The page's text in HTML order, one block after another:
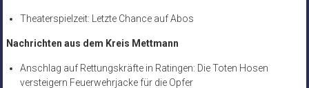
Theaterspielzeit: Letzte Chance auf Abos
Nachrichten aus dem Kreis Mettmann
Anschlag auf Rettungskräfte in Ratingen: Die Toten Hosen
versteigern Feuerwehrjacke für die Opfer